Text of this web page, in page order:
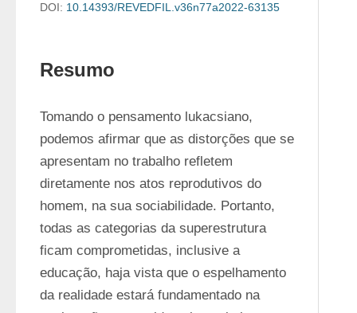
DOI: 10.14393/REVEDFIL.v36n77a2022-63135
Resumo
Tomando o pensamento lukacsiano,
podemos afirmar que as distorções que se
apresentam no trabalho refletem
diretamente nos atos reprodutivos do
homem, na sua sociabilidade. Portanto,
todas as categorias da superestrutura
ficam comprometidas, inclusive a
educação, haja vista que o espelhamento
da realidade estará fundamentado na